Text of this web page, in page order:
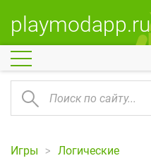
playmodapp.ru
Игры Логические